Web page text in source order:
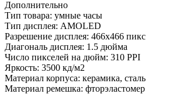
Дополнительно
Тип товара: умные часы
Тип дисплея: AMOLED
Разрешение дисплея: 466х466 пикс
Диагональ дисплея: 1.5 дюйма
Число пикселей на дюйм: 310 PPI
Яркость: 3500 кд/м2
Материал корпуса: керамика, сталь
Материал ремешка: фторэластомер